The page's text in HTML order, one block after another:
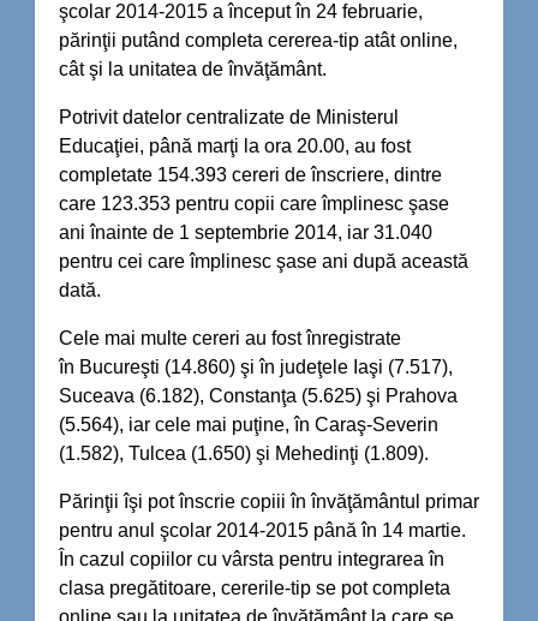
şcolar 2014-2015 a început în 24 februarie,
părinţii putând completa cererea-tip atât online,
cât şi la unitatea de învăţământ.
Potrivit datelor centralizate de Ministerul
Educaţiei, până marţi la ora 20.00, au fost
completate 154.393 cereri de înscriere, dintre
care 123.353 pentru copii care împlinesc şase
ani înainte de 1 septembrie 2014, iar 31.040
pentru cei care împlinesc şase ani după această
dată.
Cele mai multe cereri au fost înregistrate
în Bucureşti (14.860) şi în judeţele Iaşi (7.517),
Suceava (6.182), Constanţa (5.625) şi Prahova
(5.564), iar cele mai puţine, în Caraş-Severin
(1.582), Tulcea (1.650) şi Mehedinţi (1.809).
Părinţii îşi pot înscrie copiii în învăţământul primar
pentru anul şcolar 2014-2015 până în 14 martie.
În cazul copiilor cu vârsta pentru integrarea în
clasa pregătitoare, cererile-tip se pot completa